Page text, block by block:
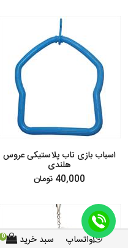
واتساپ سبد خرید 0
اسباب بازی تاب پلاستیکی عروس
هلندی
40,000 تومان